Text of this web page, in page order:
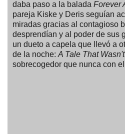
daba paso a la balada Forever
pareja Kiske y Deris seguían
miradas gracias al contagioso
desprendían y al poder de sus
un dueto a capela que llevó a
de la noche: A Tale That
sobrecogedor que nunca con